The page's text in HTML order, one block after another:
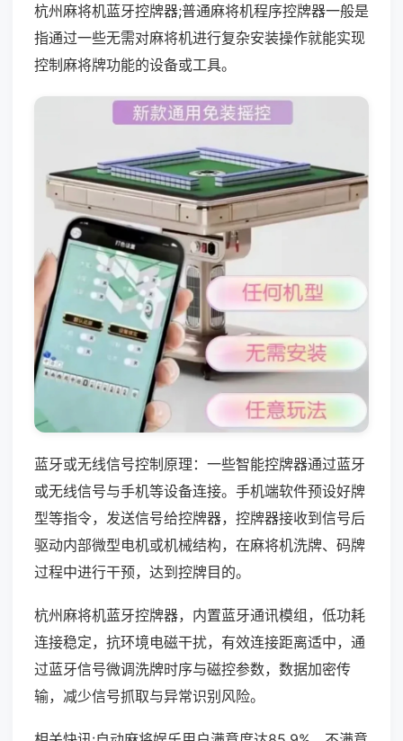
杭州麻将机蓝牙控牌器;普通麻将机程序控牌器一般是
指通过一些无需对麻将机进行复杂安装操作就能实现
控制麻将牌功能的设备或工具。
蓝牙或无线信号控制原理：一些智能控牌器通过蓝牙
或无线信号与手机等设备连接。手机端软件预设好牌
型等指令，发送信号给控牌器，控牌器接收到信号后
驱动内部微型电机或机械结构，在麻将机洗牌、码牌
过程中进行干预，达到控牌目的。
杭州麻将机蓝牙控牌器，内置蓝牙通讯模组，低功耗
连接稳定，抗环境电磁干扰，有效连接距离适中，通
过蓝牙信号微调洗牌时序与磁控参数，数据加密传
输，减少信号抓取与异常识别风险。